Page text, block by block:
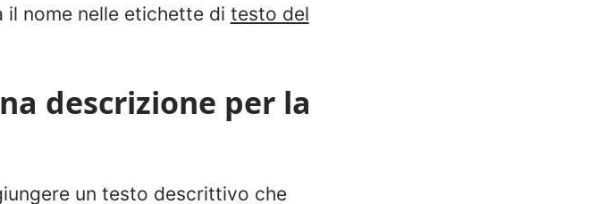
il nome nelle etichette di testo del
descrizione per la
un testo descrittivo che